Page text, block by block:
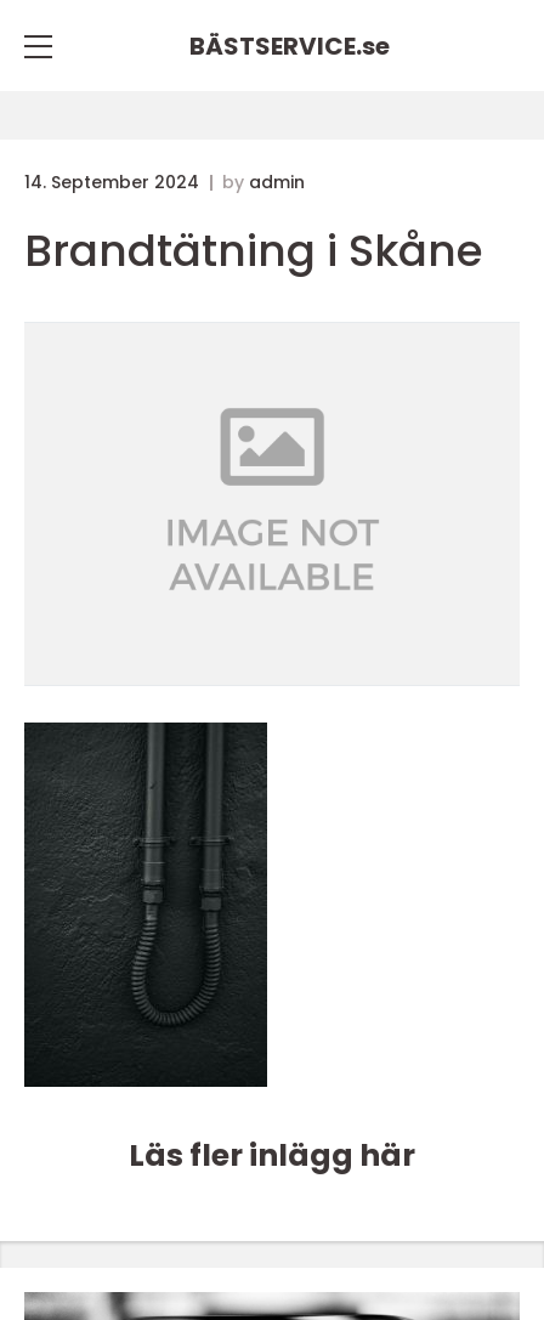
BÄSTSERVICE.se
14. September 2024 by admin
Brandtätning i Skåne
Läs fler inlägg här